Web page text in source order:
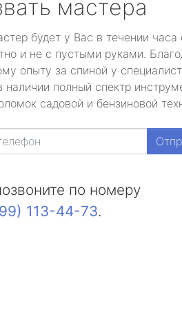
мастера
будет у Вас в течении часа
и не с пустыми руками.
опыту за спиной у
наличии полный спектр
садовой и бензиновой
по номеру
113-44-73.